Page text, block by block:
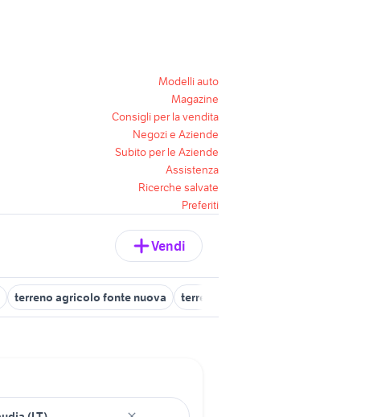
Modelli auto
Magazine
Consigli per la vendita
Negozi e Aziende
Subito per le Aziende
Assistenza
Ricerche salvate
Preferiti
Vendi
terreno agricolo fonte nuova terreno agricolo frosinone